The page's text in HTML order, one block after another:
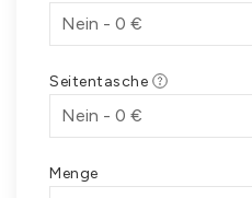
Seitentasche
Menge